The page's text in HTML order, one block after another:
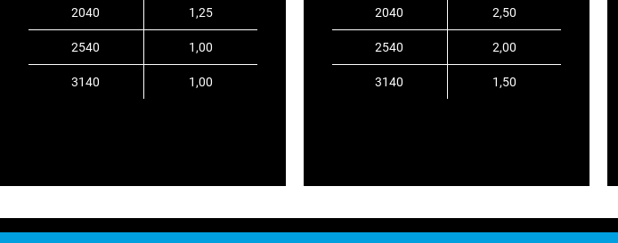
2040 1,25
2540 1,00
3140 1,00
2040 2,50
2540 2,00
3140 1,50